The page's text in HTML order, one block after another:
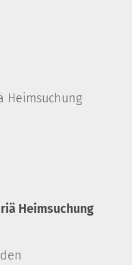
Heimsuchung
Heimsuchung